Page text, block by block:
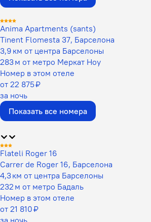
Anima Apartments (sants)
Tinent Flomesta 37, Барселона
3,9 км от центра Барселоны
283 м от метро Меркат Ноу
Номер в этом отеле
от 22 875 ₽
за ночь
Показать все номера
Flateli Roger 16
Carrer de Roger 16, Барселона
4,3 км от центра Барселоны
232 м от метро Бадаль
Номер в этом отеле
от 21 810 ₽
за ночь